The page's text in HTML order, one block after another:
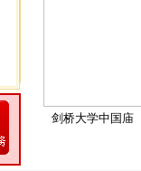
剑桥大学中国庙